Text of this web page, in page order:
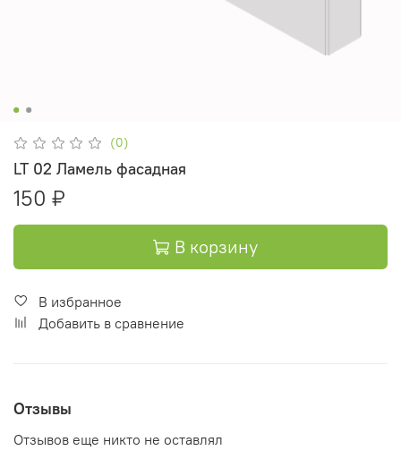
(0)
LT 02 Ламель фасадная
150 ₽
В корзину
В избранное
Добавить в сравнение
Отзывы
Отзывов еще никто не оставлял